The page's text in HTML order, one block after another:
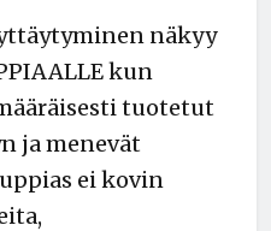
näkyy
kun
tuotetut
ja menevät
ei kovin